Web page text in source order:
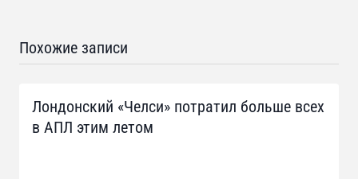
Похожие записи
Лондонский «Челси» потратил больше всех
в АПЛ этим летом